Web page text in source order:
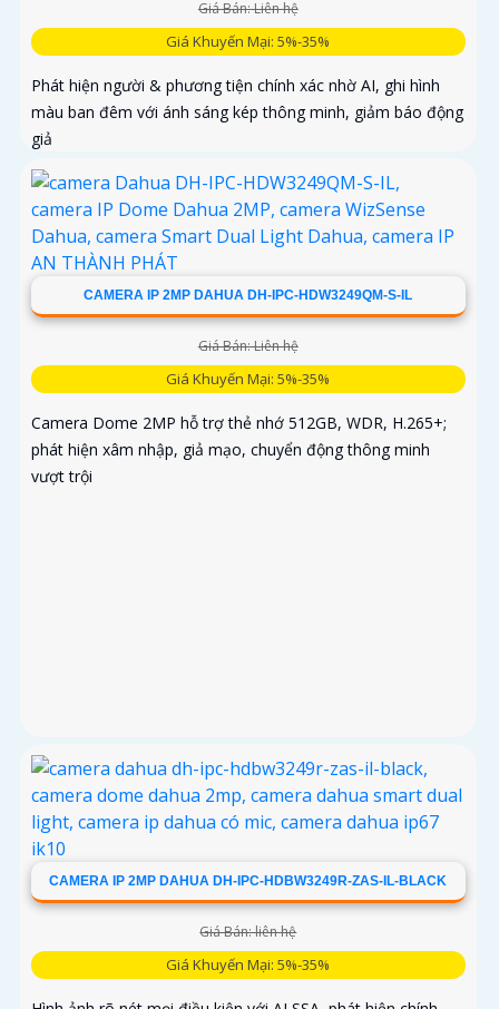
Giá Bán: Liên hệ
Giá Khuyến Mại: 5%-35%
Phát hiện người & phương tiện chính xác nhờ AI, ghi hình
màu ban đêm với ánh sáng kép thông minh, giảm báo động
giả
CAMERA IP 2MP DAHUA DH-IPC-HDW3249QM-S-IL
Giá Bán: Liên hệ
Giá Khuyến Mại: 5%-35%
Camera Dome 2MP hỗ trợ thẻ nhớ 512GB, WDR, H.265+;
phát hiện xâm nhập, giả mạo, chuyển động thông minh
vượt trội
CAMERA IP 2MP DAHUA DH-IPC-HDBW3249R-ZAS-IL-BLACK
Giá Bán: liên hệ
Giá Khuyến Mại: 5%-35%